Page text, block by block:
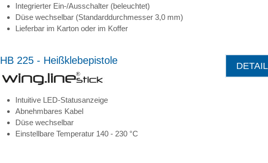
Integrierter Ein-/Ausschalter (beleuchtet)
Düse wechselbar (Standarddurchmesser 3,0 mm)
Lieferbar im Karton oder im Koffer
HB 225 - Heißklebepistole
Intuitive LED-Statusanzeige
Abnehmbares Kabel
Düse wechselbar
Einstellbare Temperatur 140 - 230 °C